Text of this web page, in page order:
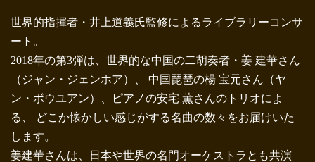
世界的指揮者・井上道義氏監修によるライブラリーコンサ
ート。
2018年の第3弾は、世界的な中国の二胡奏者・姜 建華さん
（ジャン・ジェンホア）、 中国琵琶の楊 宝元さん（ヤ
ン・ボウユアン）、ピアノの安宅 薫さんのトリオによ
る、 どこか懐かしい感じがする名曲の数々をお届けいた
します。
姜建華さんは、日本や世界の名門オーケストラとも共演